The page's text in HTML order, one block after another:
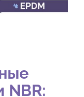
NBR: